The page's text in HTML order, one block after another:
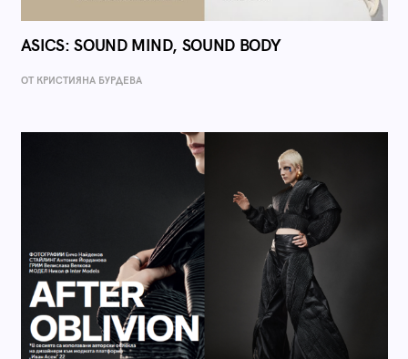
ASICS: SOUND MIND, SOUND BODY
ОТ КРИСТИЯНА БУРДЕВА